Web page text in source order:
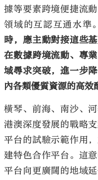
據等要素跨境便捷流
領域的互認互通水準
時，應主動對接這些
在數據跨境流動、專
域尋求突破，進一步
內各類優質資源的高效
橫琴、前海、南沙、
港澳深度發展的戰略
平台的試驗示範作用
建特色合作平台。這
平台向更廣闊的地域